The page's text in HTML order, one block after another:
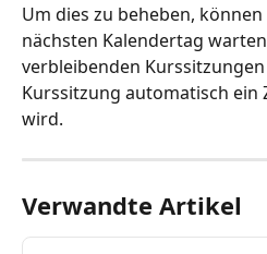
Um dies zu beheben,
nächsten Kalendertag
verbleibenden
Kurssitzung automatisch
wird.
Verwandte Artikel